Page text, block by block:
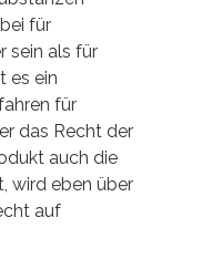
für
sein als für
es ein
für
das Recht der
auch die
wird eben über
auf